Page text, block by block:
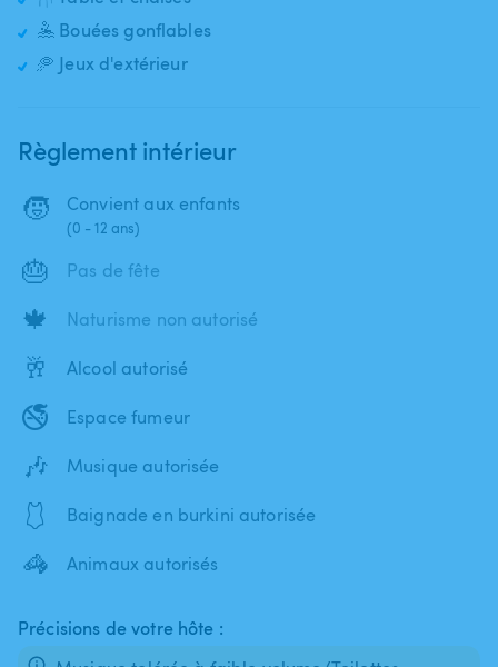
🤽 Bouées gonflables
🥏 Jeux d'extérieur
Règlement intérieur
🧒 Convient aux enfants
(0 - 12 ans)
🎂 Pas de fête
🍁 Naturisme non autorisé
🥂 Alcool autorisé
🚭 Espace fumeur
🎶 Musique autorisée
🩱 Baignade en burkini autorisée
🦓 Animaux autorisés
Précisions de votre hôte :